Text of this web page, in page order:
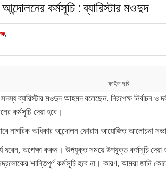
কর্মসূচি : ব্যারিস্টার মওদুদ
,
ফাইল ছবি
ব্যারিস্টার মওদুদ আহমদ বলেছেন, নিরপেক্ষ নির্বাচন ও
কর্মসূচি দেয়া হবে।
নাগরিক অধিকার আন্দোলন ফোরাম আয়োজিত আলোচনা
ধরেন, অপেক্ষা করুন। উপযুক্ত সময়ে উপযুক্ত কর্মসূচি দেয়া
শান্তিপূর্ণ কর্মসূচি হবে না। কারণ, আমরা জানি